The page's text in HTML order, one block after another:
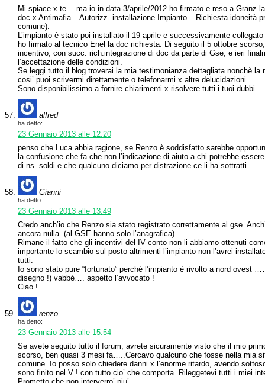
Mi spiace x te… ma io in data 3/aprile/2012 ho firmato e reso a Granz
doc x Antimafia – Autorizz. installazione Impianto – Richiesta idoneità
comune).
L’impianto è stato poi installato il 19 aprile e successivamente
ho firmato al tecnico Enel la doc richiesta. Di seguito il 5 ottobre
incentivo, con succ. rich.integrazione di doc da parte di Gse, e ieri
l’accettazione delle condizioni.
Se leggi tutto il blog troverai la mia testimonianza dettagliata nonchè la
cosi’ puoi scrivermi direttamente o telefonarmi x altre delucidazioni.
Sono disponibilissimo a fornire chiarimenti x risolvere tutti i tuoi dubbi….
alfred
ha detto:
23 Gennaio 2013 alle 12:20
penso che Luca abbia ragione, se Renzo è soddisfatto sarebbe
la confusione che fa che non l’indicazione di aiuto a chi potrebbe
di ns. soldi e che qualcuno diciamo per distrazione ce li ha sottratti.
Gianni
ha detto:
23 Gennaio 2013 alle 13:49
Credo anch’io che Renzo sia stato registrato correttamente al gse.
ancora nulla. (al GSE hanno solo l’anagrafica).
Rimane il fatto che gli incentivi del IV conto non li abbiamo ottenuti
importante lo scambio sul posto altrimenti l’impianto non l’avrei
tutti.
Io sono stato pure “fortunato” perchè l’impianto è rivolto a nord ovest
disegno !) vabbè…. aspetto l’avvocato !
Ciao !
renzo
ha detto:
23 Gennaio 2013 alle 15:54
Se avete seguito tutto il forum, avrete sicuramente visto che il mio
scorso, ben quasi 3 mesi fa…..Cercavo qualcuno che fosse nella mia
comune. Io posso solo chiedere danni x l’enorme ritardo, avendo
sono finito nel V ! con tutto cio’ che comporta. Rileggetevi tutti i miei